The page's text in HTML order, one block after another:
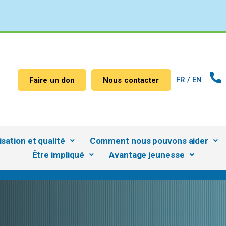
Faire un don Nous contacter FR / EN
et qualité Comment nous pouvons aider
Être impliqué
Avantage jeunesse